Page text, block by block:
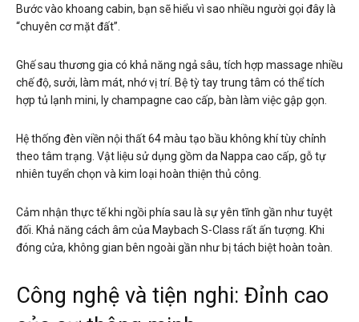
Bước vào khoang cabin, bạn sẽ hiểu vì sao nhiều người gọi đây là
“chuyên cơ mặt đất”.
Ghế sau thương gia có khả năng ngả sâu, tích hợp massage nhiều
chế độ, sưởi, làm mát, nhớ vị trí. Bệ tỳ tay trung tâm có thể tích
hợp tủ lạnh mini, ly champagne cao cấp, bàn làm việc gập gọn.
Hệ thống đèn viền nội thất 64 màu tạo bầu không khí tùy chỉnh
theo tâm trạng. Vật liệu sử dụng gồm da Nappa cao cấp, gỗ tự
nhiên tuyển chọn và kim loại hoàn thiện thủ công.
Cảm nhận thực tế khi ngồi phía sau là sự yên tĩnh gần như tuyệt
đối. Khả năng cách âm của Maybach S-Class rất ấn tượng. Khi
đóng cửa, không gian bên ngoài gần như bị tách biệt hoàn toàn.
Công nghệ và tiện nghi: Đỉnh cao